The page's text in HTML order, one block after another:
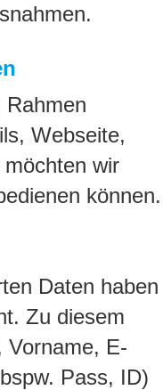
Webseite,
wir
können.
Daten haben
Zu diesem
Vorname, E-
Pass, ID)